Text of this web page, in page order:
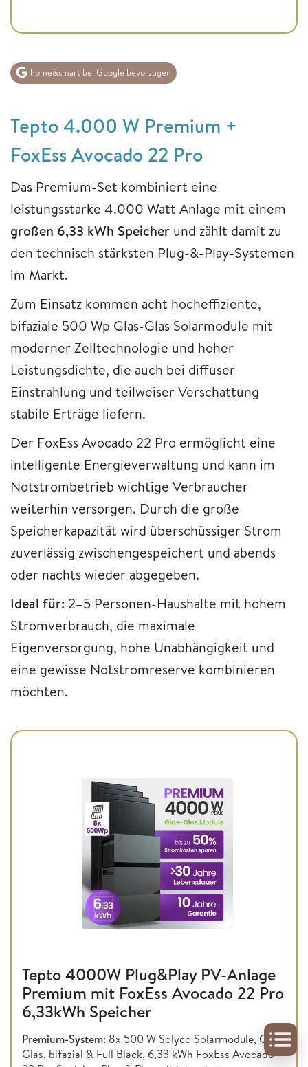
home&smart bei Google bevorzugen
Tepto 4.000 W Premium +
FoxEss Avocado 22 Pro
Das Premium-Set kombiniert eine
leistungsstarke 4.000 Watt Anlage mit einem
großen 6,33 kWh Speicher und zählt damit zu
den technisch stärksten Plug-&-Play-Systemen
im Markt.
Zum Einsatz kommen acht hocheffiziente,
bifaziale 500 Wp Glas-Glas Solarmodule mit
moderner Zelltechnologie und hoher
Leistungsdichte, die auch bei diffuser
Einstrahlung und teilweiser Verschattung
stabile Erträge liefern.
Der FoxEss Avocado 22 Pro ermöglicht eine
intelligente Energieverwaltung und kann im
Notstrombetrieb wichtige Verbraucher
weiterhin versorgen. Durch die große
Speicherkapazität wird überschüssiger Strom
zuverlässig zwischengespeichert und abends
oder nachts wieder abgegeben.
Ideal für: 2–5 Personen-Haushalte mit hohem
Stromverbrauch, die maximale
Eigenversorgung, hohe Unabhängigkeit und
eine gewisse Notstromreserve kombinieren
möchten.
Tepto 4000W Plug&Play PV-Anlage
Premium mit FoxEss Avocado 22 Pro
6,33kWh Speicher
Premium-System: 8x 500 W Solyco Solarmodule, Glas-
Glas, bifazial & Full Black, 6,33 kWh FoxEss Avocado